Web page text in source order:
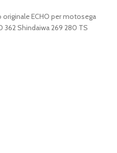
ECHO per motosega
Shindaiwa 269 280 TS